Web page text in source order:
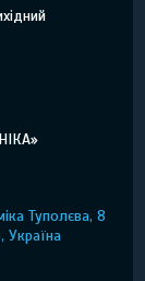
Туполєва, 8
Україна